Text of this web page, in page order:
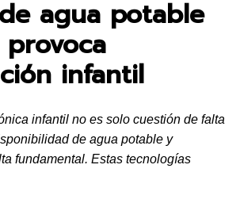
agua potable
infantil
infantil no es solo cuestión de falta
de agua potable y
fundamental. Estas tecnologías